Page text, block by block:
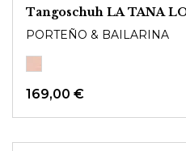
Tangoschuh LA TANA
PORTEÑO & BAILARINA
169,00 €